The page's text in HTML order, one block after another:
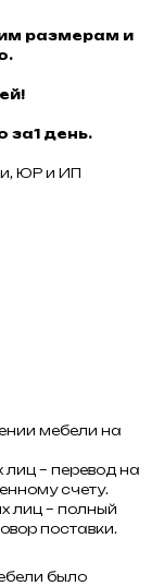
размерам и
за1 день.
ЮР и ИП
мебели на
– перевод на
счету.
лиц – полный
поставки.
было